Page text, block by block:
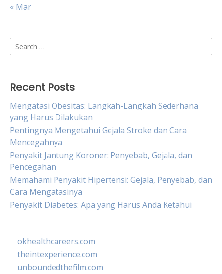
« Mar
Search
for:
Recent Posts
Mengatasi Obesitas: Langkah-Langkah Sederhana
yang Harus Dilakukan
Pentingnya Mengetahui Gejala Stroke dan Cara
Mencegahnya
Penyakit Jantung Koroner: Penyebab, Gejala, dan
Pencegahan
Memahami Penyakit Hipertensi: Gejala, Penyebab, dan
Cara Mengatasinya
Penyakit Diabetes: Apa yang Harus Anda Ketahui
okhealthcareers.com
theintexperience.com
unboundedthefilm.com